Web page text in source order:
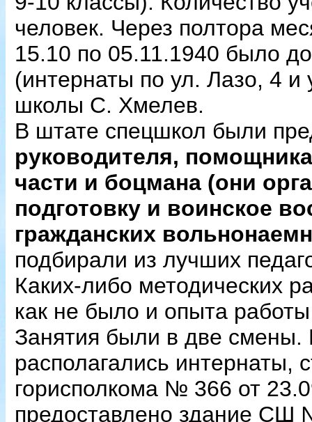
человек. Через полтора
15.10 по 05.11.1940 было
(интернаты по ул. Лазо, 4 и
школы С. Хмелев.
В штате спецшкол были
руководителя,
части и боцмана (они
подготовку и воинское
гражданских
подбирали из лучших
Каких-либо методических
как не было и опыта
Занятия были в две смены.
располагались
горисполкома № 366 от
предоставлено здание СШ